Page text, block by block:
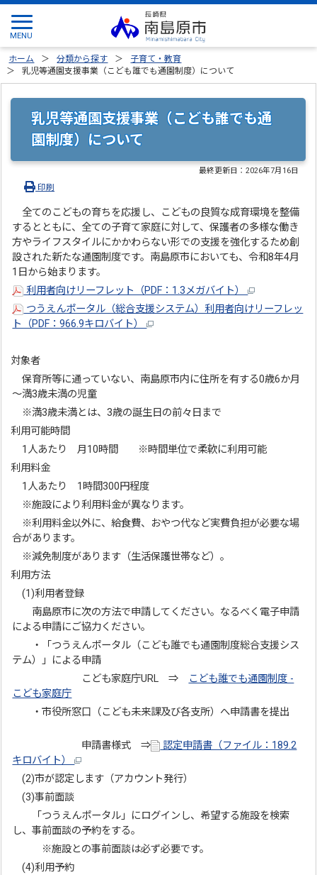
ホーム 分類から探す
子育て・教育
乳児等通園支援事業（こども誰でも通園制度）について
乳児等通園支援事業（こども誰でも通
園制度）について
最終更新日：2026年7月16日
印刷
全てのこどもの育ちを応援し、こどもの良質な成育環境を整備
するとともに、全ての子育て家庭に対して、保護者の多様な働き
方やライフスタイルにかかわらない形での支援を強化するため創
設された新たな通園制度です。南島原市においても、令和8年4月
1日から始まります。
利用者向けリーフレット（PDF：1.3メガバイト）
つうえんポータル（総合支援システム）利用者向けリーフレッ
ト（PDF：966.9キロバイト）
対象者
保育所等に通っていない、南島原市内に住所を有する0歳6か月
～満3歳未満の児童
※満3歳未満とは、3歳の誕生日の前々日まで
利用可能時間
1人あたり 月10時間 ※時間単位で柔軟に利用可能
利用料金
1人あたり 1時間300円程度
※施設により利用料金が異なります。
※利用料金以外に、給食費、おやつ代など実費負担が必要な場
合があります。
※減免制度があります（生活保護世帯など）。
利用方法
(1)利用者登録
南島原市に次の方法で申請してください。なるべく電子申請
による申請にご協力ください。
・「つうえんポータル（こども誰でも通園制度総合支援シス
テム）」による申請
こども家庭庁URL ⇒ こども誰でも通園制度 -
こども家庭庁
・市役所窓口（こども未来課及び各支所）へ申請書を提出
申請書様式 ⇒
認定申請書（ファイル：189.2
キロバイト）
(2)市が認定します（アカウント発行）
(3)事前面談
「つうえんポータル」にログインし、希望する施設を検索
し、事前面談の予約をする。
※施設との事前面談は必ず必要です。
(4)利用予約